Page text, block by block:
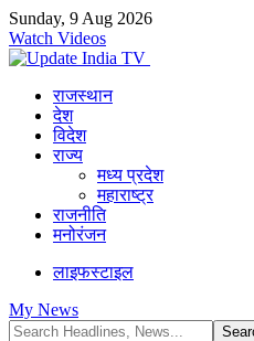
Sunday, 9 Aug 2026
Watch Videos
राजस्थान
देश
विदेश
राज्य
मध्य प्रदेश
महाराष्ट्र
राजनीति
मनोरंजन
लाइफस्टाइल
My News